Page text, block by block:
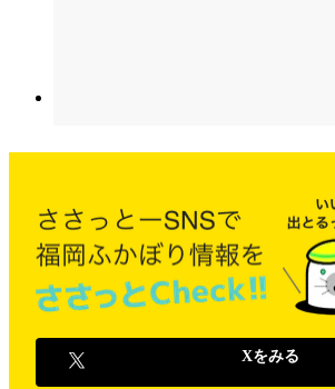
Xをみる